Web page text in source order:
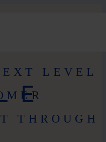
LEVEL
THROUGH